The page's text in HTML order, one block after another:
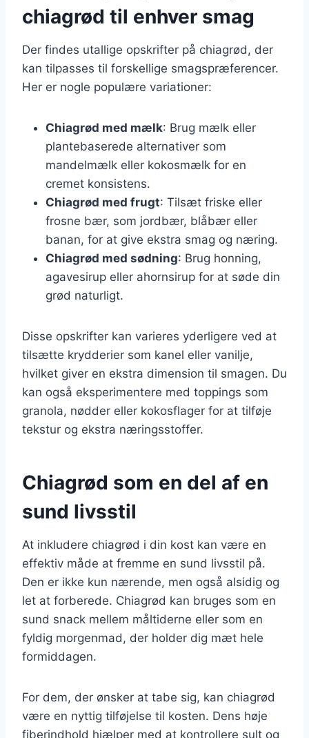
chiagrød til enhver smag
Der findes utallige opskrifter på chiagrød, der
kan tilpasses til forskellige smagspræferencer.
Her er nogle populære variationer:
Chiagrød med mælk: Brug mælk eller
plantebaserede alternativer som
mandelmælk eller kokosmælk for en
cremet konsistens.
Chiagrød med frugt: Tilsæt friske eller
frosne bær, som jordbær, blåbær eller
banan, for at give ekstra smag og næring.
Chiagrød med sødning: Brug honning,
agavesirup eller ahornsirup for at søde din
grød naturligt.
Disse opskrifter kan varieres yderligere ved at
tilsætte krydderier som kanel eller vanilje,
hvilket giver en ekstra dimension til smagen. Du
kan også eksperimentere med toppings som
granola, nødder eller kokosflager for at tilføje
tekstur og ekstra næringsstoffer.
Chiagrød som en del af en
sund livsstil
At inkludere chiagrød i din kost kan være en
effektiv måde at fremme en sund livsstil på.
Den er ikke kun nærende, men også alsidig og
let at forberede. Chiagrød kan bruges som en
sund snack mellem måltiderne eller som en
fyldig morgenmad, der holder dig mæt hele
formiddagen.
For dem, der ønsker at tabe sig, kan chiagrød
være en nyttig tilføjelse til kosten. Dens høje
fiberindhold hjælper med at kontrollere sult og